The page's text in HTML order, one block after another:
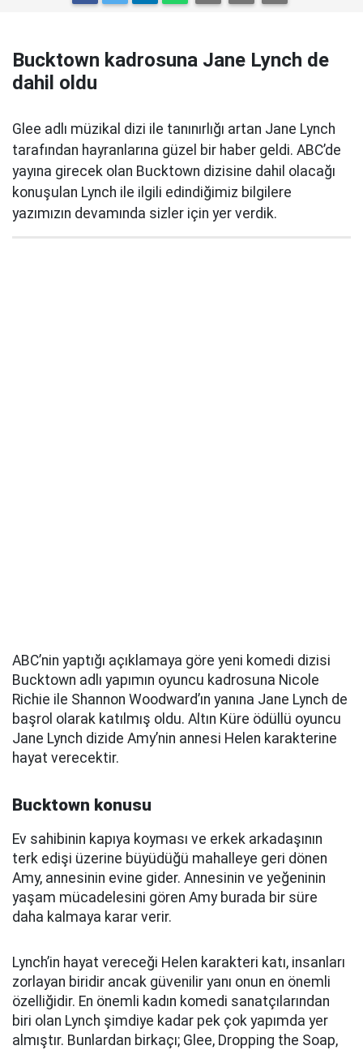
Bucktown kadrosuna Jane Lynch de
dahil oldu
Glee adlı müzikal dizi ile tanınırlığı artan Jane Lynch
tarafından hayranlarına güzel bir haber geldi. ABC’de
yayına girecek olan Bucktown dizisine dahil olacağı
konuşulan Lynch ile ilgili edindiğimiz bilgilere
yazımızın devamında sizler için yer verdik.
ABC’nin yaptığı açıklamaya göre yeni komedi dizisi
Bucktown adlı yapımın oyuncu kadrosuna Nicole
Richie ile Shannon Woodward’ın yanına Jane Lynch de
başrol olarak katılmış oldu. Altın Küre ödüllü oyuncu
Jane Lynch dizide Amy’nin annesi Helen karakterine
hayat verecektir.
Bucktown konusu
Ev sahibinin kapıya koyması ve erkek arkadaşının
terk edişi üzerine büyüdüğü mahalleye geri dönen
Amy, annesinin evine gider. Annesinin ve yeğeninin
yaşam mücadelesini gören Amy burada bir süre
daha kalmaya karar verir.
Lynch’in hayat vereceği Helen karakteri katı, insanları
zorlayan biridir ancak güvenilir yanı onun en önemli
özelliğidir. En önemli kadın komedi sanatçılarından
biri olan Lynch şimdiye kadar pek çok yapımda yer
almıştır. Bunlardan birkaçı; Glee, Dropping the Soap,